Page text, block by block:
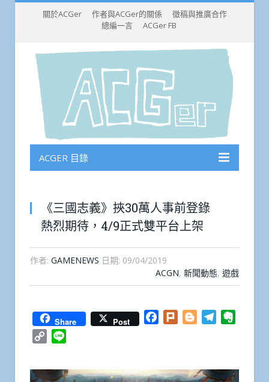
關於ACGer 作者與ACGer的關係
徵稿與推廣合作
總編一言
ACGer FB
ACGER 目錄
《三國志義》挾30萬人事前登錄
熱烈期待，4/9正式雙平台上架
作者: GAMENEWS 日期: 09/04/2019
ACGN, 新聞動態, 遊戲
Share Post Facebook
Plurk BloggerTelegram
Copy